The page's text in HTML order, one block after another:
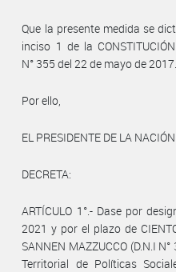
Que la presente medida se
inciso 1 de la
N° 355 del 22 de mayo de 2017.
Por ello,
EL PRESIDENTE DE LA
DECRETA:
ARTÍCULO 1°.- Dase por
2021 y por el plazo de
SANNEN MAZZUCCO (D.N.I
Territorial de Políticas